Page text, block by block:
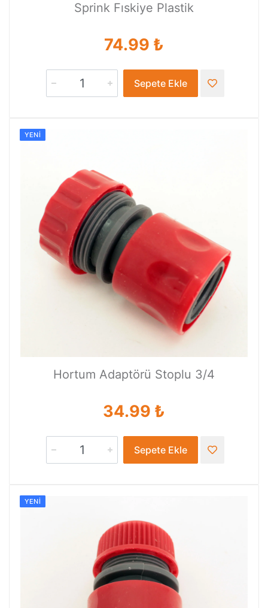
Sprink Fıskiye Plastik
74.99 ₺
Sepete Ekle
YENI
Hortum Adaptörü Stoplu 3/4
34.99 ₺
Sepete Ekle
YENI